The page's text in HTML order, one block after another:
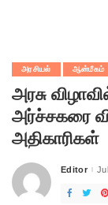
அரசியல் ஆன்மீகம்
அரசு
அர்ச்சகரை
அதிகாரிகள்
Posted
Editor